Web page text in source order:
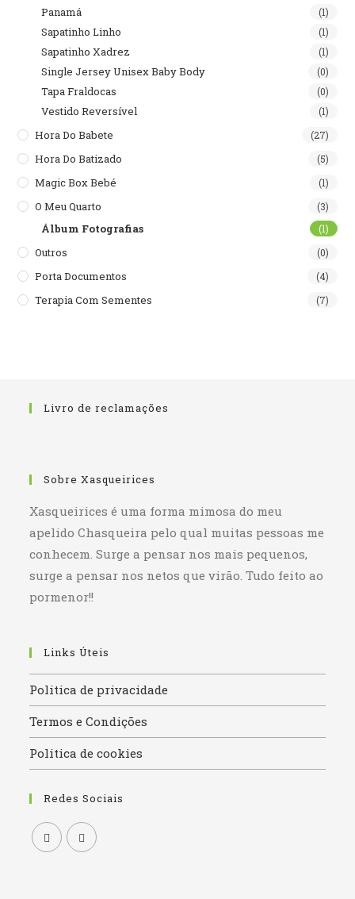
Panamá (1)
Sapatinho Linho (1)
Sapatinho Xadrez (1)
Single Jersey Unisex Baby Body (0)
Tapa Fraldocas (0)
Vestido Reversível (1)
Hora Do Babete (27)
Hora Do Batizado (5)
Magic Box Bebé (1)
O Meu Quarto (3)
Álbum Fotografias (1)
Outros (0)
Porta Documentos (4)
Terapia Com Sementes (7)
Livro de reclamações
Sobre Xasqueirices
Xasqueirices é uma forma mimosa do meu
apelido Chasqueira pelo qual muitas pessoas me
conhecem. Surge a pensar nos mais pequenos,
surge a pensar nos netos que virão. Tudo feito ao
pormenor!!
Links Úteis
Politica de privacidade
Termos e Condições
Politica de cookies
Redes Sociais